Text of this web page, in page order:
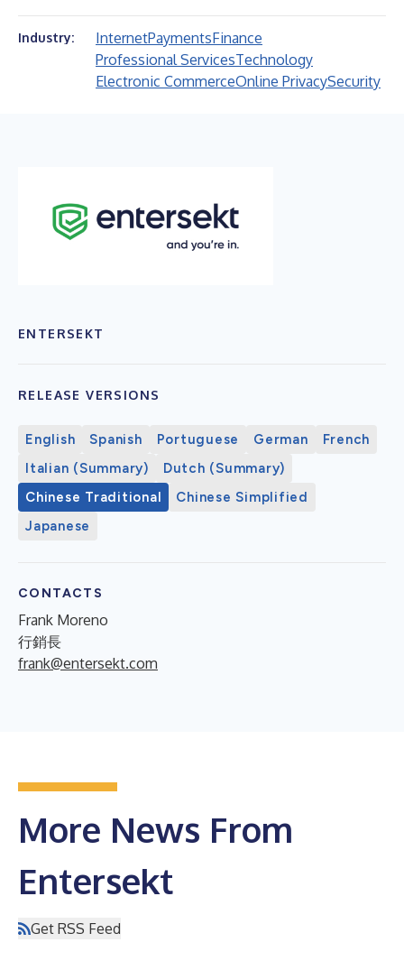
Industry: InternetPaymentsFinance
Professional ServicesTechnology
Electronic CommerceOnline PrivacySecurity
ENTERSEKT
RELEASE VERSIONS
English Spanish Portuguese German
French
Italian (Summary)
Dutch (Summary)
Chinese Traditional
Chinese Simplified
Japanese
CONTACTS
Frank Moreno
行銷長
frank@entersekt.com
More News From
Entersekt
Get RSS Feed